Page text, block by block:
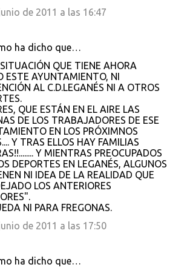
de 2011 a las 16:47
ha dicho que…
QUE TIENE AHORA
ESTE AYUNTAMIENTO, NI
AL C.D.LEGANÉS NI A OTROS
QUE ESTÁN EN EL AIRE LAS
DE LOS TRABAJADORES DE ESE
EN LOS PRÓXIMNOS
Y TRAS ELLOS HAY FAMILIAS
Y MIENTRAS PREOCUPADOS
DEPORTES EN LEGANÉS, ALGUNOS
NI IDEA DE LA REALIDAD QUE
LOS ANTERIORES
NI PARA FREGONAS.
de 2011 a las 17:50
ha dicho que…